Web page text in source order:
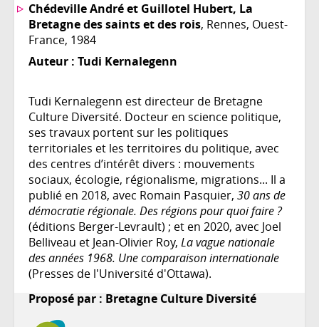
Chédeville André et Guillotel Hubert, La
Bretagne des saints et des rois, Rennes, Ouest-
France, 1984
Auteur : Tudi Kernalegenn
Tudi Kernalegenn est directeur de Bretagne
Culture Diversité. Docteur en science politique,
ses travaux portent sur les politiques
territoriales et les territoires du politique, avec
des centres d’intérêt divers : mouvements
sociaux, écologie, régionalisme, migrations... Il a
publié en 2018, avec Romain Pasquier, 30 ans de
démocratie régionale. Des régions pour quoi faire ?
(éditions Berger-Levrault) ; et en 2020, avec Joel
Belliveau et Jean-Olivier Roy, La vague nationale
des années 1968. Une comparaison internationale
(Presses de l'Université d'Ottawa).
Proposé par : Bretagne Culture Diversité